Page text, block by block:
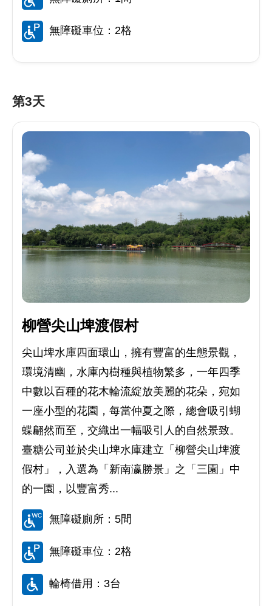
無障礙車位：2格
第3天
柳營尖山埤渡假村
尖山埤水庫四面環山，擁有豐富的生態景觀，
環境清幽，水庫內樹種與植物繁多，一年四季
中數以百種的花木輪流綻放美麗的花朵，宛如
一座小型的花園，每當仲夏之際，總會吸引蝴
蝶翩然而至，交織出一幅吸引人的自然景致。
臺糖公司並於尖山埤水庫建立「柳營尖山埤渡
假村」，入選為「新南瀛勝景」之「三園」中
的一園，以豐富秀...
無障礙廁所：5間
無障礙車位：2格
輪椅借用：3台